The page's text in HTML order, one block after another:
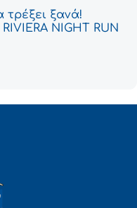
τρέξει ξανά!
NIGHT RUN